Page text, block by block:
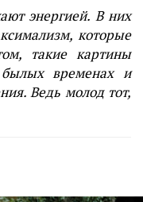
энергией. В них
которые
такие картины
временах и
Ведь молод тот,